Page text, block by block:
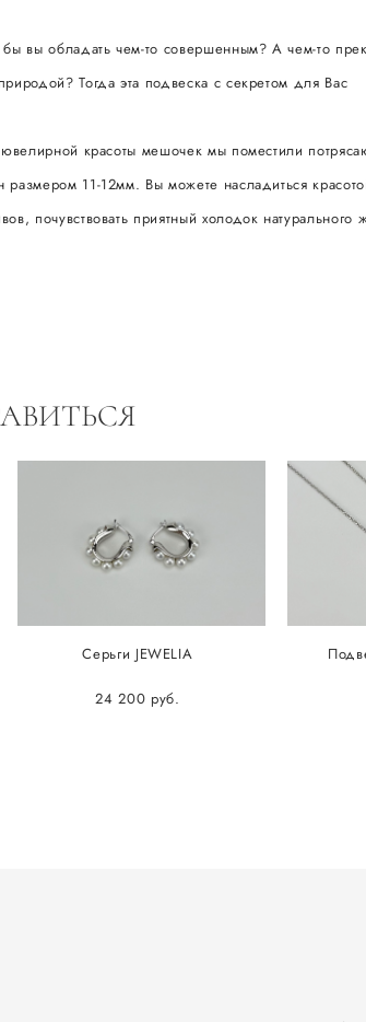
бы вы обладать чем-то совершенным? А чем-то
Тогда эта подвеска с секретом для Вас
ювелирной красоты мешочек мы поместили
размером 11-12мм. Вы можете насладиться
почувствовать приятный холодок натурального
Серьги JEWELIA
24 200 pуб.